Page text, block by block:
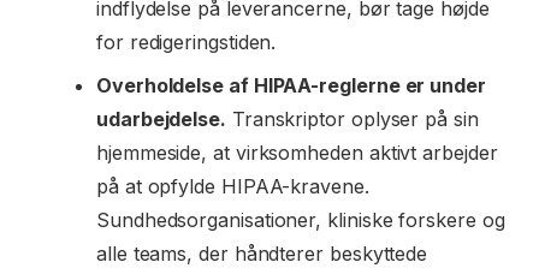
indflydelse på leverancerne, bør tage højde
for redigeringstiden.
Overholdelse af HIPAA-reglerne er under
udarbejdelse. Transkriptor oplyser på sin
hjemmeside, at virksomheden aktivt arbejder
på at opfylde HIPAA-kravene.
Sundhedsorganisationer, kliniske forskere og
alle teams, der håndterer beskyttede